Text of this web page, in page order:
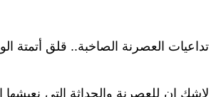
تداعيات العصرنة الصاخبة.. قلق أتمتة
لاشك ان للعصرنة والحداثة التي